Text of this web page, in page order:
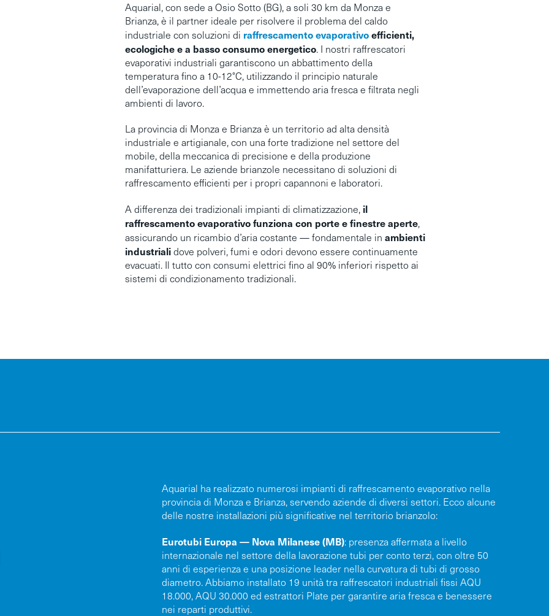
Aquarial, con sede a Osio Sotto (BG), a soli 30 km da Monza e
Brianza, è il partner ideale per risolvere il problema del caldo
industriale con soluzioni di raffrescamento evaporativoefficienti,
ecologiche e a basso consumo energetico. I nostri raffrescatori
evaporativi industriali garantiscono un abbattimento della
temperatura fino a 10-12°C, utilizzando il principio naturale
dell’evaporazione dell’acqua e immettendo aria fresca e filtrata negli
ambienti di lavoro.
La provincia di Monza e Brianza è un territorio ad alta densità
industriale e artigianale, con una forte tradizione nel settore del
mobile, della meccanica di precisione e della produzione
manifatturiera. Le aziende brianzole necessitano di soluzioni di
raffrescamento efficienti per i propri capannoni e laboratori.
A differenza dei tradizionali impianti di climatizzazione, il
raffrescamento evaporativo funziona con porte e finestre aperte,
assicurando un ricambio d’aria costante — fondamentale in ambienti
industrialidove polveri, fumi e odori devono essere continuamente
evacuati. Il tutto con consumi elettrici fino al 90% inferiori rispetto ai
sistemi di condizionamento tradizionali.
Aquarial ha realizzato numerosi impianti di raffrescamento evaporativo nella
provincia di Monza e Brianza, servendo aziende di diversi settori. Ecco alcune
delle nostre installazioni più significative nel territorio brianzolo:
Eurotubi Europa — Nova Milanese (MB): presenza affermata a livello
internazionale nel settore della lavorazione tubi per conto terzi, con oltre 50
anni di esperienza e una posizione leader nella curvatura di tubi di grosso
diametro. Abbiamo installato 19 unità tra raffrescatori industriali fissi AQU
18.000, AQU 30.000 ed estrattori Plate per garantire aria fresca e benessere
nei reparti produttivi.